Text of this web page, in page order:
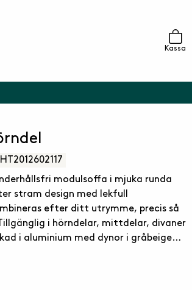
Kassa
HT2012602117
modulsoffa i mjuka runda
stram design med lekfull
efter ditt utrymme, precis så
i hörndelar, mittdelar, divaner
i aluminium med dynor i gråbeige
som kan tvättas i handtvätt 30